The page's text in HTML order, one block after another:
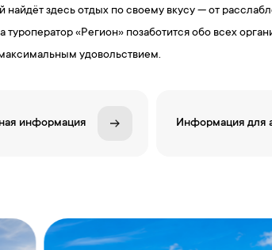
здесь отдых по своему вкусу — от
«Регион» позаботится обо всех
удовольствием.
информация Информация для